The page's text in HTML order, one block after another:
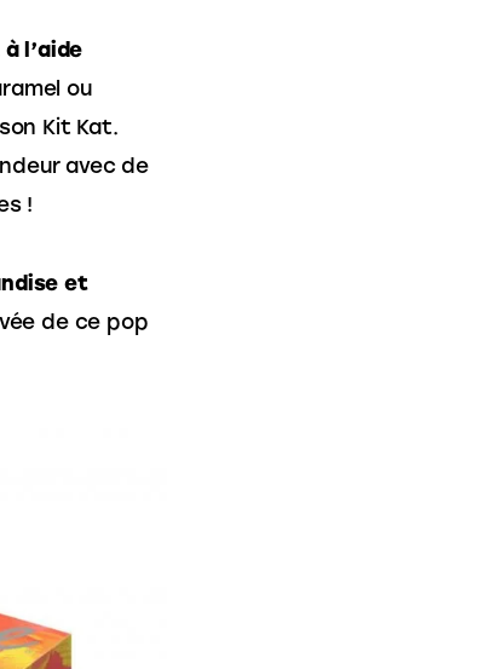
l’aide
ou
Kit Kat.
avec de
!
et
de ce pop